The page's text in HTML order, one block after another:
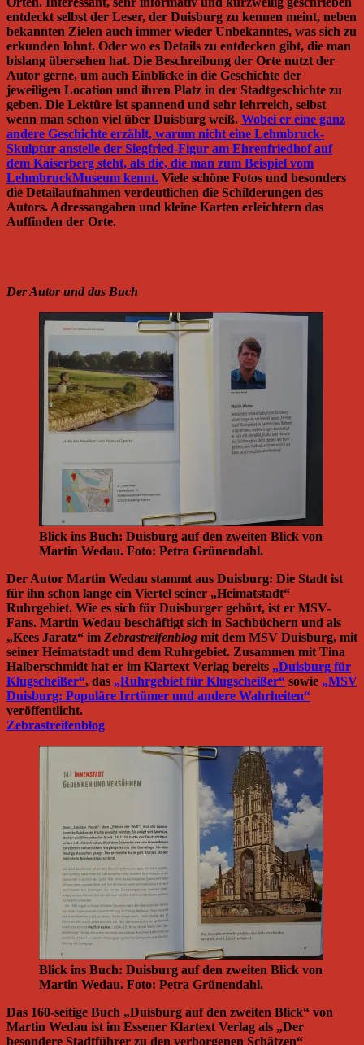
entdeckt selbst der Leser, der Duisburg zu kennen meint, neben
bekannten Zielen auch immer wieder Unbekanntes, was sich zu
erkunden lohnt. Oder wo es Details zu entdecken gibt, die man
bislang übersehen hat. Die Beschreibung der Orte nutzt der
Autor gerne, um auch Einblicke in die Geschichte der
jeweiligen Location und ihren Platz in der Stadtgeschichte zu
geben. Die Lektüre ist spannend und sehr lehrreich, selbst
wenn man schon viel über Duisburg weiß. Wobei er eine ganz
andere Geschichte erzählt, warum nicht eine Lehmbruck-
Skulptur anstelle der Siegfried-Figur am Ehrenfriedhof auf
dem Kaiserberg steht, als die, die man zum Beispiel vom
LehmbruckMuseum kennt. Viele schöne Fotos und besonders
die Detailaufnahmen verdeutlichen die Schilderungen des
Autors. Adressangaben und kleine Karten erleichtern das
Auffinden der Orte.
Der Autor und das Buch
Blick ins Buch: Duisburg auf den zweiten Blick von
Martin Wedau. Foto: Petra Grünendahl.
Der Autor Martin Wedau stammt aus Duisburg: Die Stadt ist
für ihn schon lange ein Viertel seiner „Heimatstadt“
Ruhrgebiet. Wie es sich für Duisburger gehört, ist er MSV-
Fans. Martin Wedau beschäftigt sich in Sachbüchern und als
„Kees Jaratz“ im Zebrastreifenblog mit dem MSV Duisburg, mit
seiner Heimatstadt und dem Ruhrgebiet. Zusammen mit Tina
Halberschmidt hat er im Klartext Verlag bereits „Duisburg für
Klugscheißer“, das „Ruhrgebiet für Klugscheißer“ sowie „MSV
Duisburg: Populäre Irrtümer und andere Wahrheiten“
veröffentlicht.
Zebrastreifenblog
Blick ins Buch: Duisburg auf den zweiten Blick von
Martin Wedau. Foto: Petra Grünendahl.
Das 160-seitige Buch „Duisburg auf den zweiten Blick“ von
Martin Wedau ist im Essener Klartext Verlag als „Der
besondere Stadtführer zu den verborgenen Schätzen“